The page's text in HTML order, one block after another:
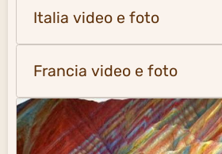
Italia video e foto
Francia video e foto